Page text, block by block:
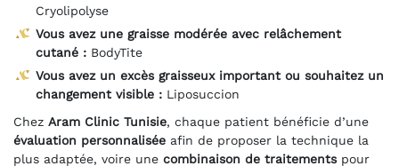
Cryolipolyse
Vous avez une graisse modérée avec relâchement
cutané : BodyTite
Vous avez un excès graisseux important ou souhaitez un
changement visible : Liposuccion
Chez Aram Clinic Tunisie, chaque patient bénéficie d’une
évaluation personnalisée afin de proposer la technique la
plus adaptée, voire une combinaison de traitementspour